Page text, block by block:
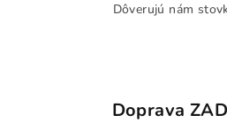
Dôverujú nám
Doprava